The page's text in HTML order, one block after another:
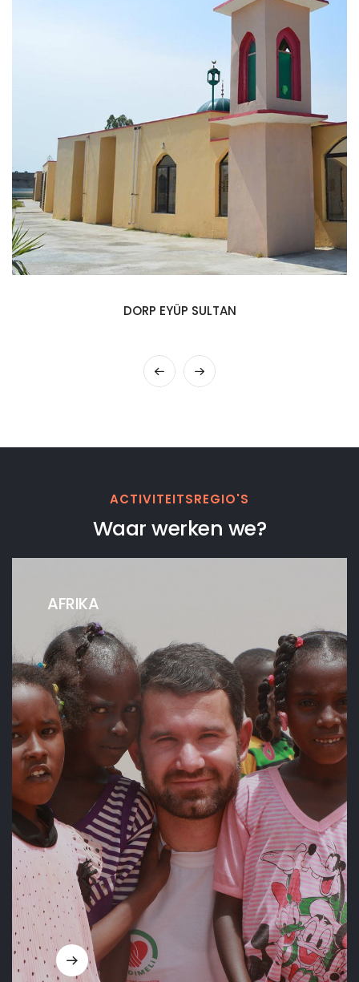
WATERPUT PROJECT
ACTIVITEITSREGIO'S
Waar werken we?
AFRIKA